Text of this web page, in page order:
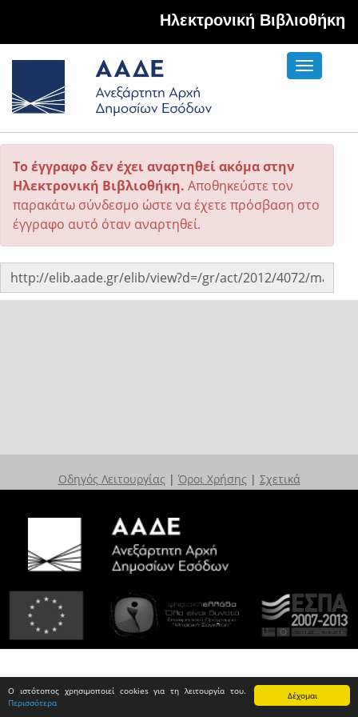
Δέχομαι
Ο ιστότοπος χρησιμοποιεί cookies για τη λειτουργία του.
Περισσότερα
Hλεκτρονική Βιβλιοθήκη
Toggle
Το έγγραφο δεν έχει αναρτηθεί ακόμα στην
Ηλεκτρονική Βιβλιοθήκη. Αποθηκεύστε τον
παρακάτω σύνδεσμο ώστε να έχετε πρόσβαση στο
έγγραφο αυτό όταν αναρτηθεί.
Οδηγός Λειτουργίας | Όροι Χρήσης | Σχετικά